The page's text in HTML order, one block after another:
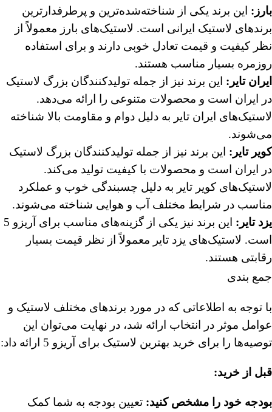
بارز: این برند یکی از شناخته‌شده‌ترین و پرطرفدارترین
برندهای لاستیک ایرانی است. لاستیک‌های بارز معمولاً از
نظر کیفیت و قیمت تعادل خوبی دارند و برای استفاده
روزمره بسیار مناسب هستند.
ایران تایر: این برند نیز از جمله تولیدکنندگان بزرگ لاستیک
در ایران است و محصولات متنوعی را ارائه می‌دهد.
لاستیک‌های ایران تایر به دلیل دوام و مقاومت بالا شناخته
می‌شوند.
کویر تایر: این برند نیز از جمله تولیدکنندگان بزرگ لاستیک
در ایران است و محصولات با کیفیت تولید می‌کند.
لاستیک‌های کویر تایر به دلیل چسبندگی خوب و عملکرد
مناسب در شرایط مختلف آب و هوایی شناخته می‌شوند.
یزد تایر:
این برند نیز یکی از گزینه‌های مناسب برای آریزو 5
است. لاستیک‌های یزد تایر معمولاً از نظر قیمت بسیار
رقابتی هستند.
جمع بندی
با توجه به اطلاعاتی که در مورد برندهای مختلف لاستیک و
عوامل موثر در انتخاب ارائه شد، در نهایت می‌توان این
توصیه‌ها را برای خرید بهترین لاستیک برای آریزو 5 ارائه داد:
قبل از خرید:
بودجه خود را مشخص کنید: تعیین بودجه به شما کمک